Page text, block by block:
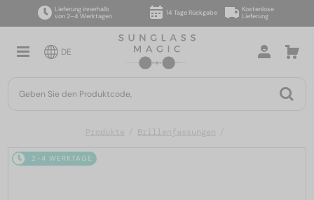
Lieferung innerhalb
von 2–4 Werktagen
14 Tage Rückgabe
Kostenlose
Lieferung
DE
Produkte Brillenfassungen
2-4 WERKTAGE